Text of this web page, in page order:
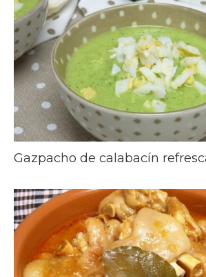
Gazpacho de calabacín